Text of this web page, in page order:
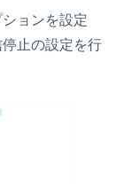
ョンを設定
止の設定を行